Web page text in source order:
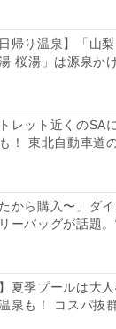
ホルダー」の
好きな位置に
です。
ができる
ホルダー」の
上部ホルダー
帰り温泉】「山
桜湯」は源泉か
レット近くのSA
！ 東北自動車道
から購入〜」ダ
ーバッグが話題。
夏季プールは大
泉も！ コスパ抜